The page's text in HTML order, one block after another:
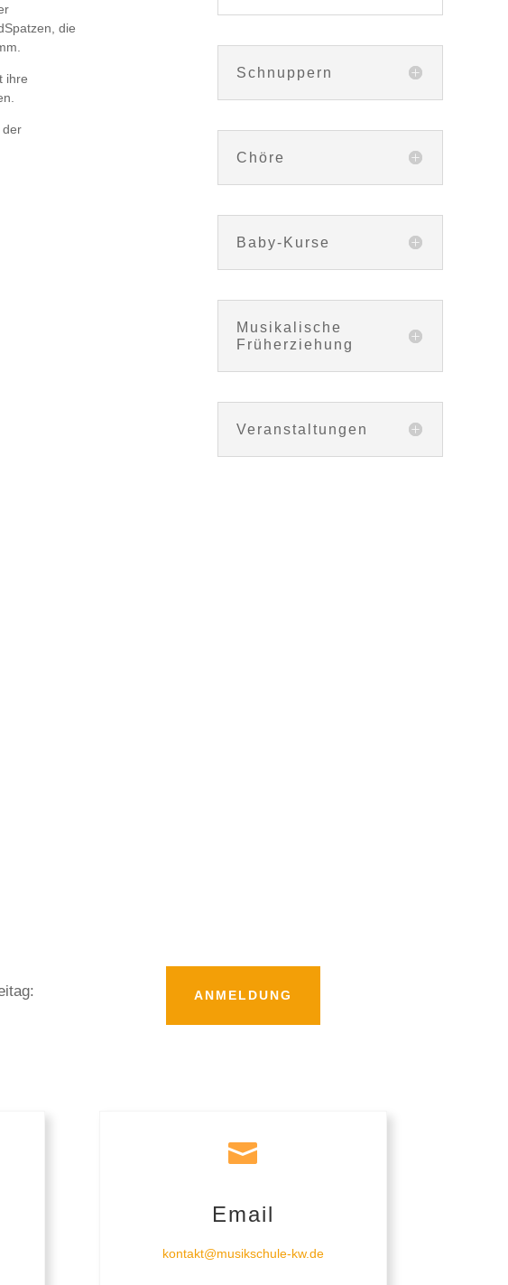
die
ihre
der
Schnuppern
Chöre
Baby-Kurse
Musikalische
Früherziehung
Veranstaltungen
ANMELDUNG

Email
kontakt@musikschule-kw.de